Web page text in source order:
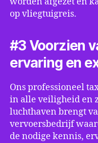
op vliegtuigreis.
#3 Voorzien
ervaring en
Ons professioneel
in alle veiligheid en
luchthaven brengt
vervoersbedrijf
de nodige kennis,